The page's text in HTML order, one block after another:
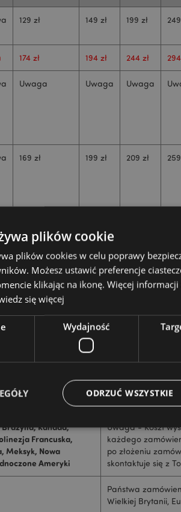
129 zł 149 zł 199 zł
174 zł 194 zł 244 zł
Uwaga Uwaga Uwaga
169 zł 199 zł 209 zł
199 zł
249 zł 349 zł 379 zł
299 zł
Kanada,
Francuska,
Meksyk, Nowa
Ameryki
Uwaga - Koszt
każdego
po złożeniu
skontaktuje się z
Państwa
Wielkiej Brytanii,
plików cookie
plików cookies w celu poprawy
Możesz ustawić preferencje
klikając na ikonę. Więcej informacji
się więcej
Wydajność
ODRZUĆ WSZYSTKIE
Niezbędne Wydajność Targetowanie
pozwalają na sprawne funkcjonowanie strony.
Okres